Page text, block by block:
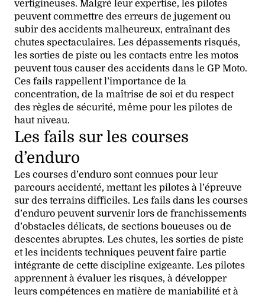
vertigineuses. Malgré leur expertise, les pilotes
peuvent commettre des erreurs de jugement ou
subir des accidents malheureux, entraînant des
chutes spectaculaires. Les dépassements risqués,
les sorties de piste ou les contacts entre les motos
peuvent tous causer des accidents dans le GP Moto.
Ces fails rappellent l’importance de la
concentration, de la maîtrise de soi et du respect
des règles de sécurité, même pour les pilotes de
haut niveau.
Les fails sur les courses
d’enduro
Les courses d’enduro sont connues pour leur
parcours accidenté, mettant les pilotes à l’épreuve
sur des terrains difficiles. Les fails dans les courses
d’enduro peuvent survenir lors de franchissements
d’obstacles délicats, de sections boueuses ou de
descentes abruptes. Les chutes, les sorties de piste
et les incidents techniques peuvent faire partie
intégrante de cette discipline exigeante. Les pilotes
apprennent à évaluer les risques, à développer
leurs compétences en matière de maniabilité et à